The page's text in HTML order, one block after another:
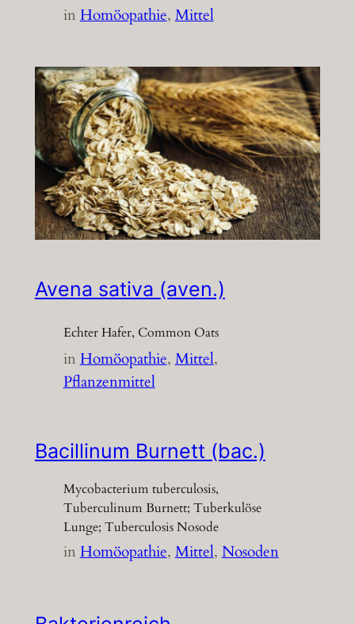
inHomöopathie, Mittel
Avena sativa (aven.)
Echter Hafer, Common Oats
inHomöopathie, Mittel
Pflanzenmittel
Bacillinum Burnett (bac.)
Mycobacterium tuberculosis,
Tuberculinum Burnett; Tuberkulöse
Lunge; Tuberculosis Nosode
inHomöopathie, Mittel, Nosoden